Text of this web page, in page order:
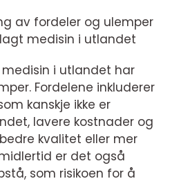
av fordeler og ulemper
medisin i utlandet
i utlandet har
Fordelene inkluderer
kanskje ikke er
lavere kostnader og
kvalitet eller mer
er det også
som risikoen for å